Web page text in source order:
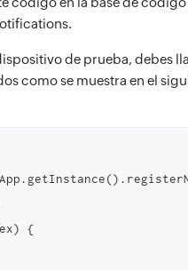
de prueba, debes
como se muestra en el
{